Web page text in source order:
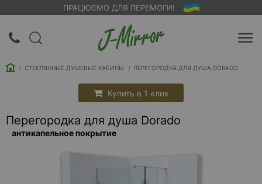
ПРАЦЮЄМО ДЛЯ ПЕРЕМОГИ!
СТЕКЛЯННЫЕ ДУШЕВЫЕ КАБИНЫ ПЕРЕГОРОДКА ДЛЯ ДУША DORADO
Купить в 1 клик
Перегородка для душа Dorado
антикапельное покрытие